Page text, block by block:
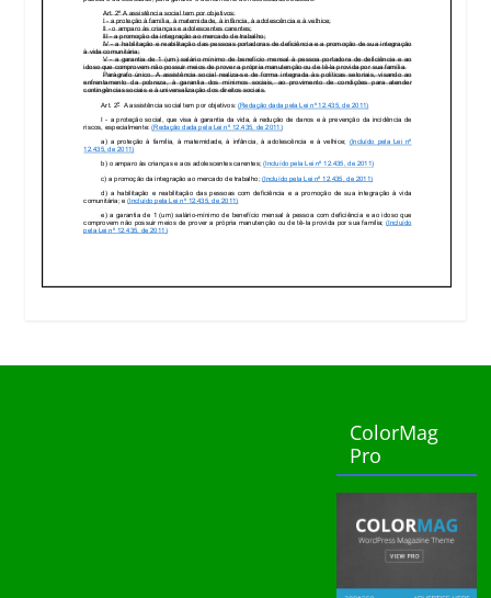
ColorMag
Pro